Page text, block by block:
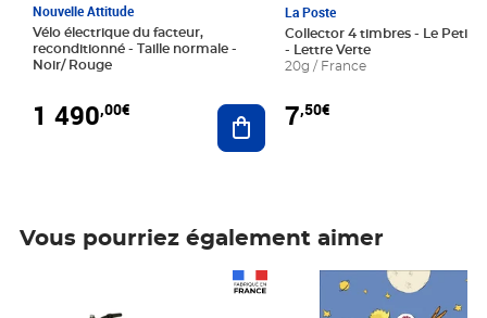
Nouvelle Attitude
Vélo électrique du facteur,
reconditionné - Taille normale -
Noir/ Rouge
1 490,00€ Ajouter au panier
La Poste
Collector 4 timbres - Le Petit
- Lettre Verte
20g / France
7,50€
Vous pourriez également aimer
Prix 7,50€